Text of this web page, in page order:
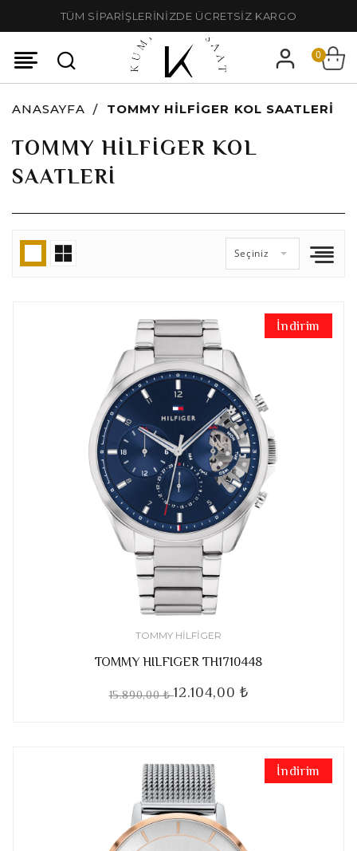
TÜM SİPARİŞLERİNİZDE ÜCRETSİZ KARGO
0
ANASAYFA TOMMY HILFIGER KOL SAATLERI
TOMMY HILFIGER KOL
SAATLERI
Seçiniz
İndirim
TOMMY HILFIGER
TOMMY HILFIGER TH1710448
15.890,00 ₺12.104,00 ₺
İndirim